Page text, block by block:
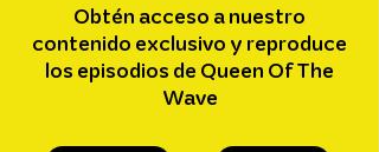
Obtén acceso a nuestro
contenido exclusivo y reproduce
los episodios de Queen Of The
Wave